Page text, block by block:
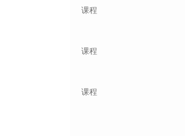
课程
课程
课程